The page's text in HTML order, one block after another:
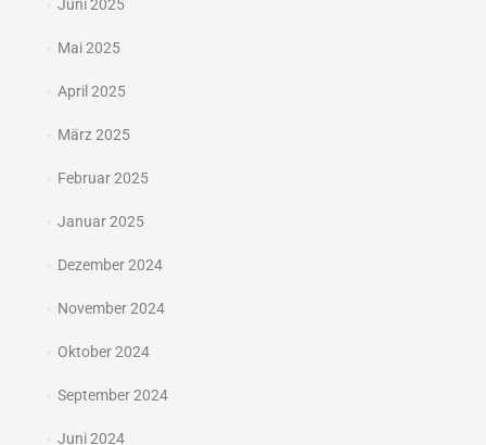
Juni 2025
Mai 2025
April 2025
März 2025
Februar 2025
Januar 2025
Dezember 2024
November 2024
Oktober 2024
September 2024
Juni 2024